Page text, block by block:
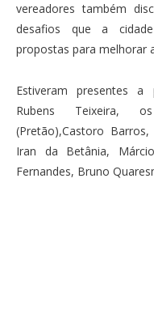
vereadores também
desafios que a
propostas para melhorar
Estiveram presentes a
Rubens Teixeira,
(Pretão),Castoro
Iran da Betânia,
Fernandes, Bruno